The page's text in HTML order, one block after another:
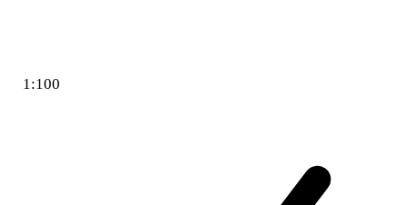
1:100